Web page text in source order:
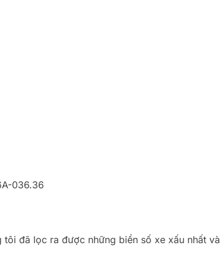
036.36
đã lọc ra được những biển số xe xấu nhất